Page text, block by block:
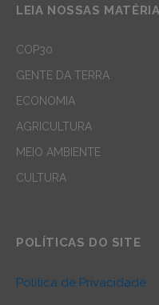
LEIA NOSSAS
COP30
GENTE DA TERRA
ECONOMIA
AGRICULTURA
MEIO AMBIENTE
CULTURA
POLÍTICAS DO SITE
Política de Privacidade